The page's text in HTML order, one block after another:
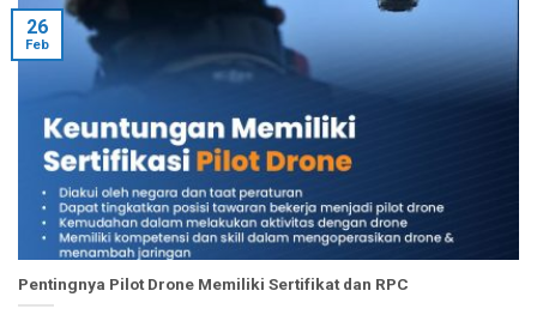
Pentingnya Pilot Drone Memiliki Sertifikat dan RPC
26
Feb